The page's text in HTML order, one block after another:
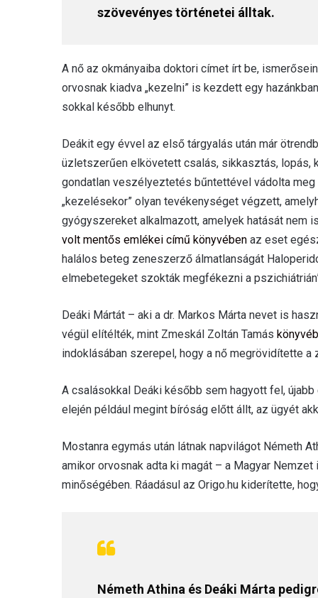
szövevényes történetei álltak.
A nő az okmányaiba doktori címet írt be,
orvosnak kiadva „kezelni” is kezdett egy
sokkal később elhunyt.
Deákit egy évvel az első tárgyalás után már
üzletszerűen elkövetett csalás, sikkasztás,
gondatlan veszélyeztetés bűntettével vádolta
„kezelésekor” olyan tevékenységet végzett,
gyógyszereket alkalmazott, amelyek hatását nem
volt mentős emlékei című könyvében az eset
halálos beteg zeneszerző álmatlanságát
elmebetegeket szokták megfékezni a
Deáki Mártát – aki a dr. Markos Márta nevet is
végül elítélték, mint Zmeskál Zoltán Tamás
indoklásában szerepel, hogy a nő megrövidítette
A csalásokkal Deáki később sem hagyott fel,
elején például megint bíróság előtt állt, az ügyét
Mostanra egymás után látnak napvilágot Németh
amikor orvosnak adta ki magát – a Magyar
minőségében. Ráadásul az Origo.hu kiderítette,
Németh Athina és Deáki Márta